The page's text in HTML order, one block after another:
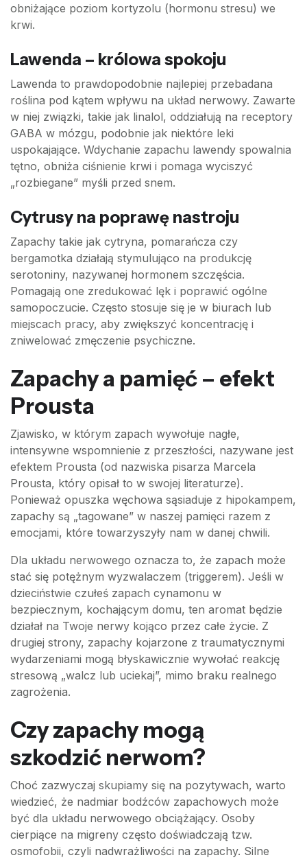
obniżające poziom kortyzolu (hormonu stresu) we
krwi.
Lawenda – królowa spokoju
Lawenda to prawdopodobnie najlepiej przebadana
roślina pod kątem wpływu na układ nerwowy. Zawarte
w niej związki, takie jak linalol, oddziałują na receptory
GABA w mózgu, podobnie jak niektóre leki
uspokajające. Wdychanie zapachu lawendy spowalnia
tętno, obniża ciśnienie krwi i pomaga wyciszyć
„rozbiegane” myśli przed snem.
Cytrusy na poprawę nastroju
Zapachy takie jak cytryna, pomarańcza czy
bergamotka działają stymulująco na produkcję
serotoniny, nazywanej hormonem szczęścia.
Pomagają one zredukować lęk i poprawić ogólne
samopoczucie. Często stosuje się je w biurach lub
miejscach pracy, aby zwiększyć koncentrację i
zniwelować zmęczenie psychiczne.
Zapachy a pamięć – efekt
Prousta
Zjawisko, w którym zapach wywołuje nagłe,
intensywne wspomnienie z przeszłości, nazywane jest
efektem Prousta (od nazwiska pisarza Marcela
Prousta, który opisał to w swojej literaturze).
Ponieważ opuszka węchowa sąsiaduje z hipokampem,
zapachy są „tagowane” w naszej pamięci razem z
emocjami, które towarzyszyły nam w danej chwili.
Dla układu nerwowego oznacza to, że zapach może
stać się potężnym wyzwalaczem (triggerem). Jeśli w
dzieciństwie czułeś zapach cynamonu w
bezpiecznym, kochającym domu, ten aromat będzie
działał na Twoje nerwy kojąco przez całe życie. Z
drugiej strony, zapachy kojarzone z traumatycznymi
wydarzeniami mogą błyskawicznie wywołać reakcję
stresową „walcz lub uciekaj”, mimo braku realnego
zagrożenia.
Czy zapachy mogą
szkodzić nerwom?
Choć zazwyczaj skupiamy się na pozytywach, warto
wiedzieć, że nadmiar bodźców zapachowych może
być dla układu nerwowego obciążający. Osoby
cierpiące na migreny często doświadczają tzw.
osmofobii, czyli nadwrażliwości na zapachy. Silne